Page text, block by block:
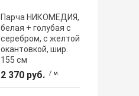
Парча НИКОМЕДИЯ,
белая + голубая с
серебром, с желтой
окантовкой, шир.
155 см
2 370 руб. / м.